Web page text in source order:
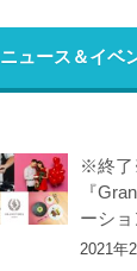
ニュース＆イベ
※終了
『
ーシ
2021年